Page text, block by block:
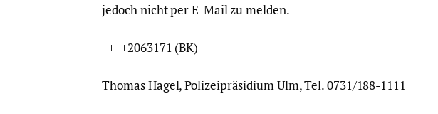
jedoch nicht per E-Mail zu melden.
++++2063171 (BK)
Thomas Hagel, Polizeipräsidium Ulm, Tel. 0731/188-1111